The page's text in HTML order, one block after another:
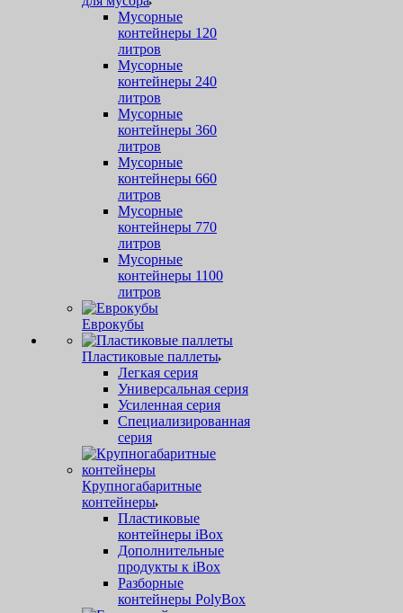
Мусорные
контейнеры 120
литров
Мусорные
контейнеры 240
литров
Мусорные
контейнеры 360
литров
Мусорные
контейнеры 660
литров
Мусорные
контейнеры 770
литров
Мусорные
контейнеры 1100
литров
Еврокубы
Пластиковые паллеты
Легкая серия
Универсальная серия
Усиленная серия
Специализированная
серия
Крупногабаритные
контейнеры
Пластиковые
контейнеры iBox
Дополнительные
продукты к iBox
Разборные
контейнеры PolyBox